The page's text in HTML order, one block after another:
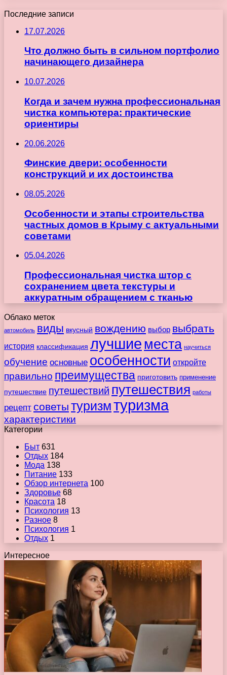
Последние записи
17.07.2026
Что должно быть в сильном портфолио
начинающего дизайнера
10.07.2026
Когда и зачем нужна профессиональная
чистка компьютера: практические
ориентиры
20.06.2026
Финские двери: особенности
конструкций и их достоинства
08.05.2026
Особенности и этапы строительства
частных домов в Крыму с актуальными
советами
05.04.2026
Профессиональная чистка штор с
сохранением цвета текстуры и
аккуратным обращением с тканью
Облако меток
автомобиль виды вкусный вождению выбор выбрать
история классификация лучшиеместа научиться
обучение основные особенности откройте
правильно преимущества приготовить применение
путешествие путешествий путешествия работы
рецепт советы туризмтуризма
характеристики
Категории
Быт 631
Отдых 184
Мода 138
Питание 133
Обзор интернета 100
Здоровье 68
Красота 18
Психология 13
Разное 8
Психология 1
Отдых 1
Интересное